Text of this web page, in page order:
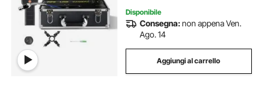
Disponibile
Consegna:non appena Ven.
Ago. 14
Aggiungi al carrello